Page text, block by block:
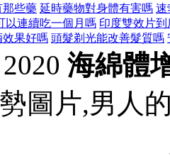
那些藥 延時藥物對身體有害嗎 速
以連續吃一個月嗎 印度雙效片
效果好嗎 頭髮剃光能改善髮質嗎
海綿體
圖片,男人